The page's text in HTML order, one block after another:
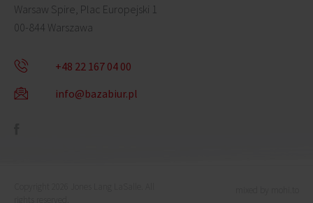
Warsaw Spire, Plac Europejski 1
00-844 Warszawa
+48 22 167 04 00
info@bazabiur.pl